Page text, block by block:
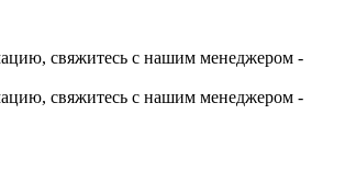
свяжитесь с нашим менеджером -
свяжитесь с нашим менеджером -